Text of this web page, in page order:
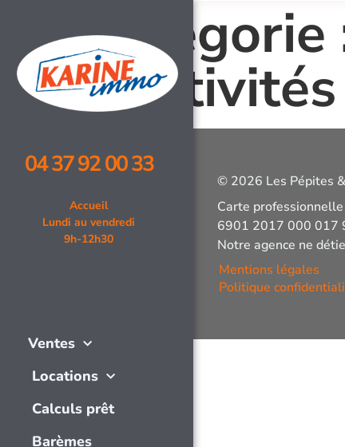
Ventes
Locations
Calculs prêt
Barèmes
04 37 92 00 33
Accueil
Lundi au vendredi
9h-12h30
© 2026 Les Pépites
Carte professionnelle
6901 2017 000 017
Notre agence ne
Mentions légales
Politique